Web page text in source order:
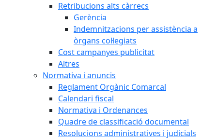
Retribucions alts càrrecs
Gerència
Indemnitzacions per assistència a
òrgans col·legiats
Cost campanyes publicitat
Altres
Normativa i anuncis
Reglament Orgànic Comarcal
Calendari fiscal
Normativa i Ordenances
Quadre de classificació documental
Resolucions administratives i judicials